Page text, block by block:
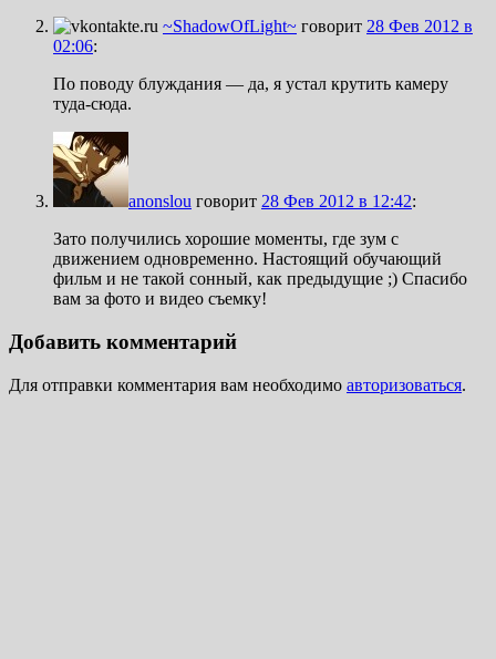
~ShadowOfLight~ говорит 28 Фев 2012 в
02:06:
По поводу блуждания — да, я устал крутить камеру
туда-сюда.
anonslou говорит 28 Фев 2012 в 12:42:
Зато получились хорошие моменты, где зум с
движением одновременно. Настоящий обучающий
фильм и не такой сонный, как предыдущие ;) Спасибо
вам за фото и видео съемку!
Добавить комментарий
Для отправки комментария вам необходимо авторизоваться.